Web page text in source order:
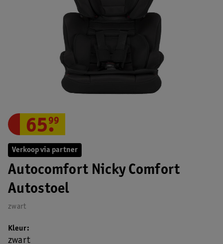
Verkoop via partner
Autocomfort Nicky Comfort
Autostoel
zwart
65.
99
Kleur
zwart